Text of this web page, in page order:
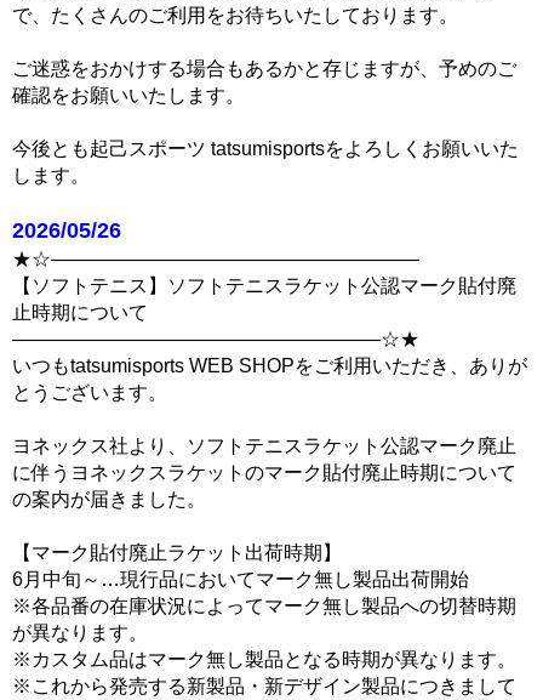
で、たくさんのご利用をお待ちいたしております。
ご迷惑をおかけする場合もあるかと存じますが、予めのご
確認をお願いいたします。
今後とも起己スポーツ tatsumisportsをよろしくお願いいた
します。
2026/05/26
★☆―――――――――――――――――――
【ソフトテニス】ソフトテニスラケット公認マーク貼付廃
止時期について
―――――――――――――――――――☆★
いつもtatsumisports WEB SHOPをご利用いただき、ありが
とうございます。
ヨネックス社より、ソフトテニスラケット公認マーク廃止
に伴うヨネックスラケットのマーク貼付廃止時期について
の案内が届きました。
【マーク貼付廃止ラケット出荷時期】
6月中旬～…現行品においてマーク無し製品出荷開始
※各品番の在庫状況によってマーク無し製品への切替時期
が異なります。
※カスタム品はマーク無し製品となる時期が異なります。
※これから発売する新製品・新デザイン製品につきまして